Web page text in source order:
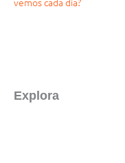
Explora